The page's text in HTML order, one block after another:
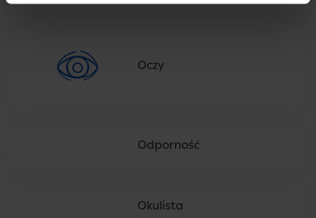
Oczy
Odporność
Okulista